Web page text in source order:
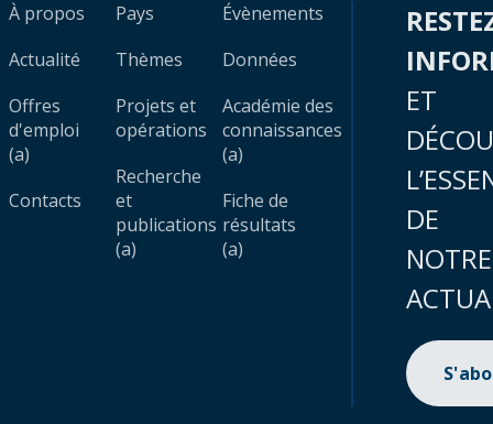
À propos
Actualité
Offres
d'emploi
(a)
Contacts
Pays
Thèmes
Projets et
opérations
Recherche
et
publications
(a)
Évènements
Données
Académie des
connaissances
(a)
Fiche de
résultats
(a)
ET
DE
NOTRE